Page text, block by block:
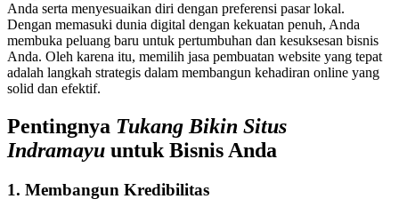
Anda serta menyesuaikan diri dengan preferensi pasar lokal.
Dengan memasuki dunia digital dengan kekuatan penuh, Anda
membuka peluang baru untuk pertumbuhan dan kesuksesan bisnis
Anda. Oleh karena itu, memilih jasa pembuatan website yang tepat
adalah langkah strategis dalam membangun kehadiran online yang
solid dan efektif.
Pentingnya Tukang Bikin Situs
Indramayu untuk Bisnis Anda
1. Membangun Kredibilitas